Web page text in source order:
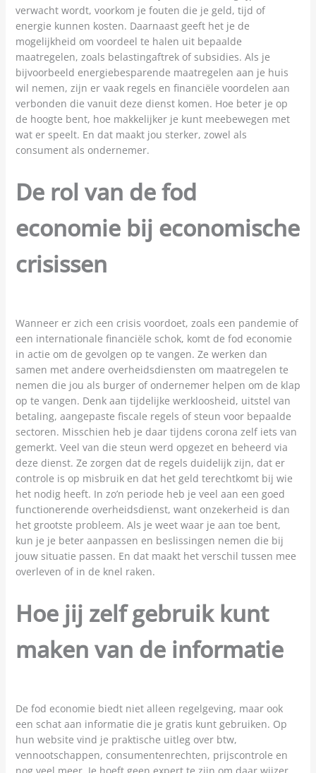
verwacht wordt, voorkom je fouten die je geld, tijd of
energie kunnen kosten. Daarnaast geeft het je de
mogelijkheid om voordeel te halen uit bepaalde
maatregelen, zoals belastingaftrek of subsidies. Als je
bijvoorbeeld energiebesparende maatregelen aan je huis
wil nemen, zijn er vaak regels en financiële voordelen aan
verbonden die vanuit deze dienst komen. Hoe beter je op
de hoogte bent, hoe makkelijker je kunt meebewegen met
wat er speelt. En dat maakt jou sterker, zowel als
consument als ondernemer.
De rol van de fod
economie bij economische
crisissen
Wanneer er zich een crisis voordoet, zoals een pandemie of
een internationale financiële schok, komt de fod economie
in actie om de gevolgen op te vangen. Ze werken dan
samen met andere overheidsdiensten om maatregelen te
nemen die jou als burger of ondernemer helpen om de klap
op te vangen. Denk aan tijdelijke werkloosheid, uitstel van
betaling, aangepaste fiscale regels of steun voor bepaalde
sectoren. Misschien heb je daar tijdens corona zelf iets van
gemerkt. Veel van die steun werd opgezet en beheerd via
deze dienst. Ze zorgen dat de regels duidelijk zijn, dat er
controle is op misbruik en dat het geld terechtkomt bij wie
het nodig heeft. In zo’n periode heb je veel aan een goed
functionerende overheidsdienst, want onzekerheid is dan
het grootste probleem. Als je weet waar je aan toe bent,
kun je je beter aanpassen en beslissingen nemen die bij
jouw situatie passen. En dat maakt het verschil tussen mee
overleven of in de knel raken.
Hoe jij zelf gebruik kunt
maken van de informatie
De fod economie biedt niet alleen regelgeving, maar ook
een schat aan informatie die je gratis kunt gebruiken. Op
hun website vind je praktische uitleg over btw,
vennootschappen, consumentenrechten, prijscontrole en